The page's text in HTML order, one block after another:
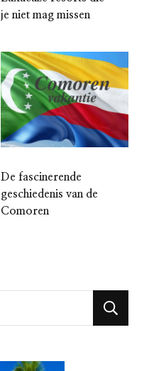
je niet mag missen
De fascinerende
geschiedenis van de
Comoren